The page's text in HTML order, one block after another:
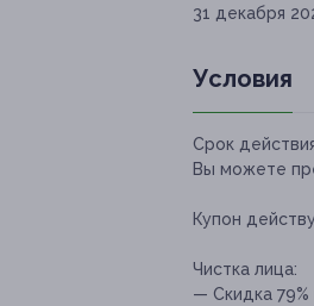
31 декабря
Условия
Срок
Вы можете
Купон
Чистка лица:
— Скидка 79%